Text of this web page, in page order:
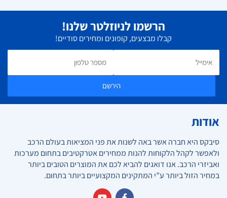
הרשמו לניוזלטר שלנו!
קבלו מבצעים, קופונים ומחירים סודיים!
הירשם
אודות
סיבקס היא חברה אשר באה לשנות את פני המציאות בעולם הרכב
ולאפשר לקהל הלקוחות להנות ממחירים אטרקטיבים בתחום מערכות
ואביזרי הרכב. אנו דואגים להביא לכם את המוצרים הטובים ביותר
במחיר הזול ביותר ע”י המתקינים המקצועיים ביותר בתחום.